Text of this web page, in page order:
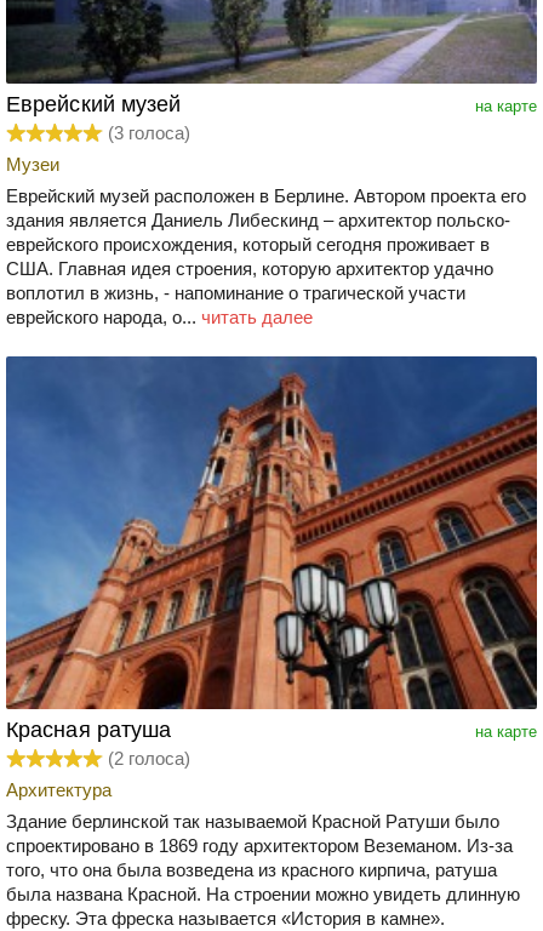
на карте
Еврейский музей
(3 голоса)
Музеи
Еврейский музей расположен в Берлине. Автором проекта его
здания является Даниель Либескинд – архитектор польско-
еврейского происхождения, который сегодня проживает в
США. Главная идея строения, которую архитектор удачно
воплотил в жизнь, - напоминание о трагической участи
еврейского народа, о... читать далее
на карте
Красная ратуша
(2 голоса)
Архитектура
Здание берлинской так называемой Красной Ратуши было
спроектировано в 1869 году архитектором Веземаном. Из-за
того, что она была возведена из красного кирпича, ратуша
была названа Красной. На строении можно увидеть длинную
фреску. Эта фреска называется «История в камне».